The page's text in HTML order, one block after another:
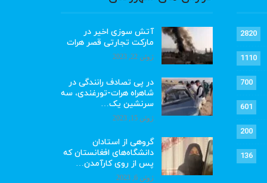
2820
1110
700
601
200
136
آتش سوزی اخیر در
مارکت تجارتی قصر هرات
ژوئن 22, 2023
در پی تصادف رانندگی در
شاهراه هرات-تورغندی، سه
سرنشین یک…
ژوئن 15, 2023
گروهی از استادان
دانشگاه‌های افغانستان که
پس از روی کارآمدن…
ژوئن 6, 2023